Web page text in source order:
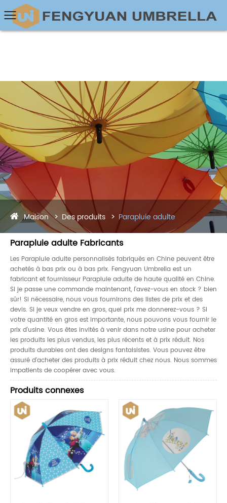
Maison Des produits Parapluie adulte
Parapluie adulte Fabricants
Les Parapluie adulte personnalisés fabriqués en Chine peuvent être
achetés à bas prix ou à bas prix. Fengyuan Umbrella est un
fabricant et fournisseur Parapluie adulte de haute qualité en Chine.
Si je passe une commande maintenant, l'avez-vous en stock ? bien
sûr! Si nécessaire, nous vous fournirons des listes de prix et des
devis. Si je veux vendre en gros, quel prix me donnerez-vous ? Si
votre quantité en gros est importante, nous pouvons vous fournir le
prix d'usine. Vous êtes invités à venir dans notre usine pour acheter
les produits les plus vendus, les plus récents et à prix réduit. Nos
produits durables ont des designs fantaisistes. Vous pouvez être
assuré d'acheter des produits à prix réduit chez nous. Nous sommes
impatients de coopérer avec vous.
Produits connexes